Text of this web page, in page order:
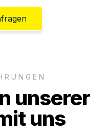
unserer
uns